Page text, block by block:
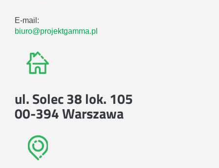
E-mail:
biuro@projektgamma.pl
ul. Solec 38 lok. 105
00-394 Warszawa